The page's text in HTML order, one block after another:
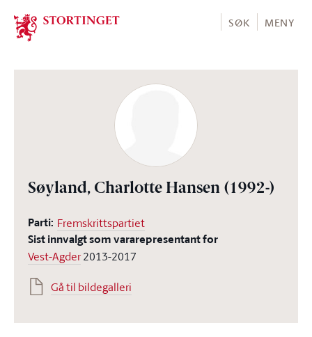
Stortinget.no
SØK MENY
Søyland, Charlotte Hansen (1992-)
Parti: Fremskrittspartiet
Sist innvalgt som vararepresentant for
Vest-Agder2013-2017
Gå til bildegalleri